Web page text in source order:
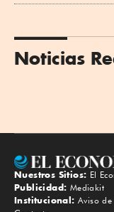
Noticias
Nuestros Sitios: El
Publicidad: Mediakit
Institucional: Aviso de